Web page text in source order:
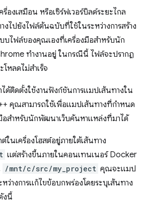
องเสมือน หรือเซิร์ฟเวอร์บิลด์ระยะไกล
ปยังไฟล์ต้นฉบับที่ใช้ในระหว่างการสร้าง
บไฟล์ของคุณเองที่เครื่องมือสำหรับนัก
ทำงานอยู่ ในกรณีนี้ ไฟล์จะปรากฏ
โหลดไม่สำเร็จ
ด้ติดตั้งใช้งานฟังก์ชันการแมปเส้นทางใน
คุณสามารถใช้เพื่อแมปเส้นทางที่กำหนด
อสำหรับนักพัฒนาเว็บค้นหาแหล่งที่มาได้
ในเครื่องโฮสต์อยู่ภายใต้เส้นทาง
แต่สร้างขึ้นภายในคอนเทนเนอร์ Docker
/mnt/c/src/my_project คุณจะแมป
ว่างการแก้ไขข้อบกพร่องโดยระบุเส้นทาง
งนี้